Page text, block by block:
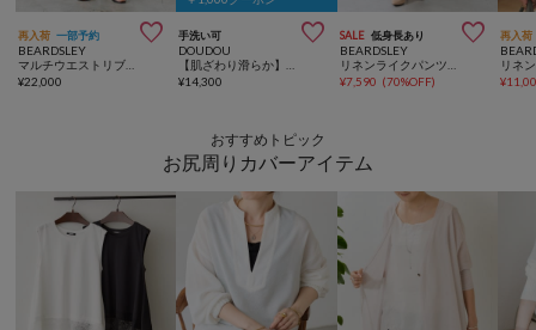
再入荷 一部予約 
BEARDSLEY
マルチウエストリブパンツ《7サイズ展開》【セットアップ】
¥22,000
手洗い可 
DOUDOU
【肌ざわり滑らか】【セットアップ可能】ソフトIラインスカート
¥14,300
SALE 低身長あり 
BEARDSLEY
リネンライクパンツ《セットアップ・LIVETART》
¥7,590 (70%OFF)
再入荷
¥
おすすめトピック
お尻周りカバーアイテム